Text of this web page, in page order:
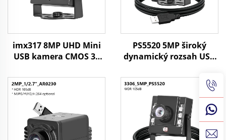
imx317 8MP UHD Mini
USB kamera CMOS 30
and Play bezpečnostná
webová kamera pre
priemyselnú kontrolu
PS5520 5MP široký
dynamický rozsah USB
CMOS, 30 snímok/s,
malá USB kamera pre
Android pre
rozpoznávanie tvárí,
priemyselné strojové
videnie